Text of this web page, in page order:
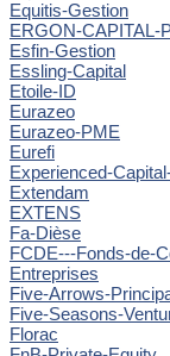
Equitis-Gestion
ERGON-CAPITAL-
Esfin-Gestion
Essling-Capital
Etoile-ID
Eurazeo
Eurazeo-PME
Eurefi
Experienced-
Extendam
EXTENS
Fa-Dièse
FCDE---Fonds-de-
Entreprises
Five-Arrows-
Five-Seasons-
Florac